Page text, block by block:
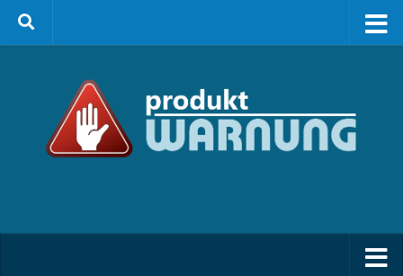
Zum Inhalt springen